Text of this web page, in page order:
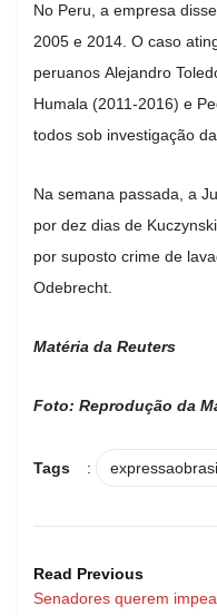
No Peru, a empresa
2005 e 2014. O caso
peruanos Alejandro
Humala (2011-2016) e
todos sob investigação
Na semana passada, a
por dez dias de
por suposto crime de
Odebrecht.
Matéria da Reuters
Foto: Reprodução da
Tags :
Read Previous
Senadores querem